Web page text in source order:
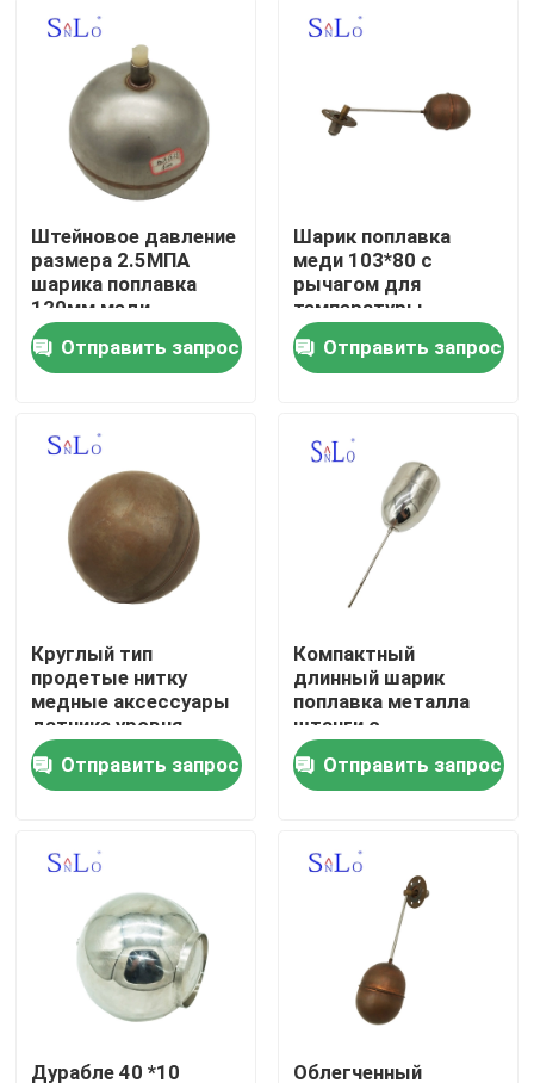
Продукты
О нас
Проверка качества
Свяжитесь мы
Company News
Магнитный шарик поплавка
Стальной шарик поплавка
Штейновое давление
размера 2.5МПА
шарика поплавка
120мм меди
двухходовой резьбы
ГазаОтправить запрос
Шарик поплавка
меди 103*80 с
рычагом для
температуры
переключателя -100-
200 жидкостного
уровня
Отправить запрос
Круглый тип
продетые нитку
медные аксессуары
датчика уровня
шарика поплавка
50*86мм
Отправить запрос
Компактный
длинный шарик
поплавка металла
штанги с
коррозионной
устойчивостью
песка высокой
Отправить запрос
Дурабле 40 *10 Облегченный